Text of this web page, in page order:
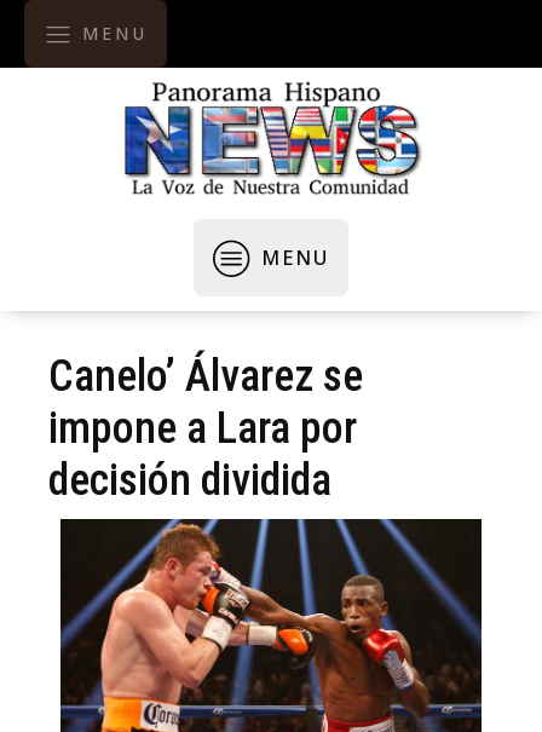
MENU
MENU
Canelo’ Álvarez se
impone a Lara por
decisión dividida